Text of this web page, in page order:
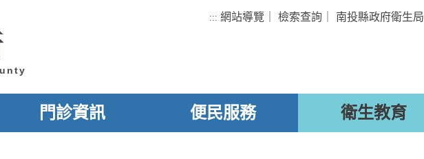
::: 網站導覽 檢索查詢 南投縣政府衛生局
門診資訊 便民服務 衛生教育